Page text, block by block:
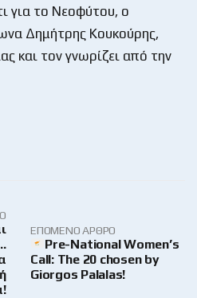
για το Νεοφύτου, ο
Δημήτρης Κουκούρης,
και τον γνωρίζει από την
ΕΠΌΜΕΝΟ ΆΡΘΡΟ
Pre-National Women’s
Call: The 20 chosen by
Giorgos Palalas!